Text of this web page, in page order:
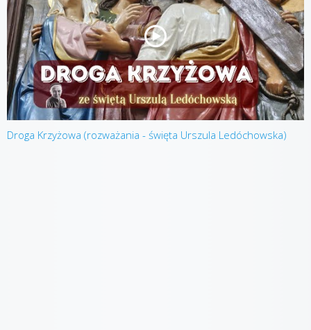
Droga Krzyżowa (rozważania - święta Urszula Ledóchowska)